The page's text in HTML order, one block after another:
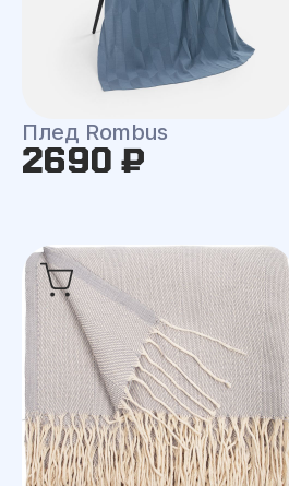
Плед Rombus
2690 ₽